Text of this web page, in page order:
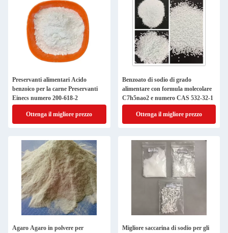
Preservanti alimentari Acido
benzoico per la carne Preservanti
Einecs numero 200-618-2
Ottenga il migliore prezzo
Benzoato di sodio di grado
alimentare con formula molecolare
C7h5nao2 e numero CAS 532-32-1
Ottenga il migliore prezzo
Agaro Agaro in polvere per
Migliore saccarina di sodio per gli